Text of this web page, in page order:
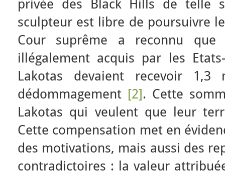
privée des Black Hills de telle
sculpteur est libre de poursuivre
Cour suprême a reconnu
illégalement acquis par les
Lakotas devaient recevoir
dédommagement [2]. Cette
Lakotas qui veulent que leur
Cette compensation met en
des motivations, mais aussi des
contradictoires : la valeur